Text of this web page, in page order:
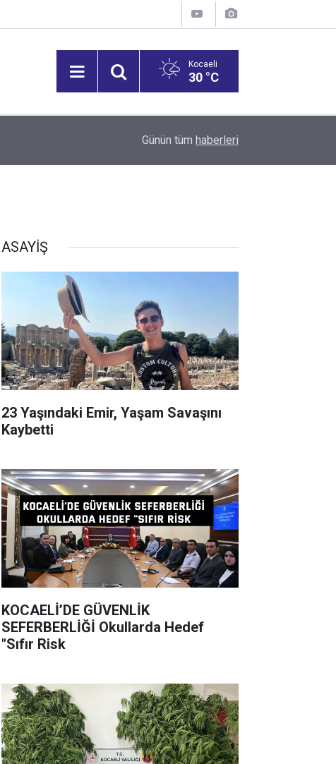
Kocaeli
30 °C
Gebzespor’un 10’ncu imzası Übeyd Adıyaman!
Günün tüm haberleri
ASAYİŞ
23 Yaşındaki Emir, Yaşam Savaşını
Kaybetti
KOCAELİ’DE GÜVENLİK
SEFERBERLİĞİ Okullarda Hedef
"Sıfır Risk